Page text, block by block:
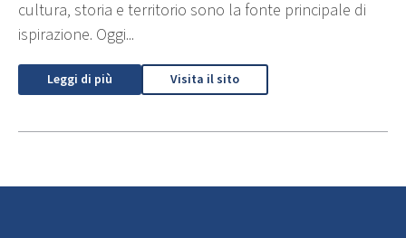
cultura, storia e territorio sono la fonte principale di
ispirazione. Oggi...
Leggi di più Visita il sito